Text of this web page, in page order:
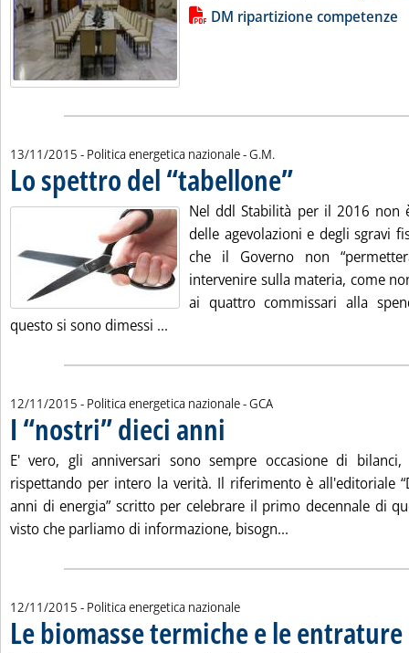
Lista allegati PDF alla notiziaDM ripartizione competenze
13/11/2015 - Politica energetica nazionale -di:
G.M.
Lo spettro del “tabellone”. Pubblicata venerdì 13
Nel ddl Stabilità per il 2016 non
delle agevolazioni e degli sgravi
che il Governo non
intervenire sulla materia, come
ai quattro commissari alla
questo si sono dimessi ...
12/11/2015 - Politica energetica nazionale -di:
GCA
I “nostri” dieci anni
E' vero, gli anniversari sono sempre occasione di
rispettando per intero la verità. Il riferimento è all'editoriale
anni di energia” scritto per celebrare il primo decennale di
visto che parliamo di informazione, bisogn...
12/11/2015 - Politica energetica nazionale
Le biomasse termiche e le